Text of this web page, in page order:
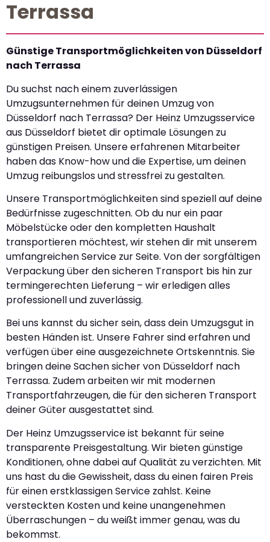
Terrassa
Günstige Transportmöglichkeiten von Düsseldorf
nach Terrassa
Du suchst nach einem zuverlässigen
Umzugsunternehmen für deinen Umzug von
Düsseldorf nach Terrassa? Der Heinz Umzugsservice
aus Düsseldorf bietet dir optimale Lösungen zu
günstigen Preisen. Unsere erfahrenen Mitarbeiter
haben das Know-how und die Expertise, um deinen
Umzug reibungslos und stressfrei zu gestalten.
Unsere Transportmöglichkeiten sind speziell auf deine
Bedürfnisse zugeschnitten. Ob du nur ein paar
Möbelstücke oder den kompletten Haushalt
transportieren möchtest, wir stehen dir mit unserem
umfangreichen Service zur Seite. Von der sorgfältigen
Verpackung über den sicheren Transport bis hin zur
termingerechten Lieferung – wir erledigen alles
professionell und zuverlässig.
Bei uns kannst du sicher sein, dass dein Umzugsgut in
besten Händen ist. Unsere Fahrer sind erfahren und
verfügen über eine ausgezeichnete Ortskenntnis. Sie
bringen deine Sachen sicher von Düsseldorf nach
Terrassa. Zudem arbeiten wir mit modernen
Transportfahrzeugen, die für den sicheren Transport
deiner Güter ausgestattet sind.
Der Heinz Umzugsservice ist bekannt für seine
transparente Preisgestaltung. Wir bieten günstige
Konditionen, ohne dabei auf Qualität zu verzichten. Mit
uns hast du die Gewissheit, dass du einen fairen Preis
für einen erstklassigen Service zahlst. Keine
versteckten Kosten und keine unangenehmen
Überraschungen – du weißt immer genau, was du
bekommst.